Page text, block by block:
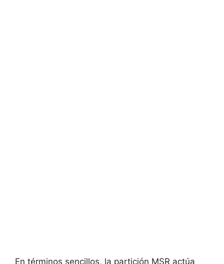
En términos sencillos, la partición MSR actúa